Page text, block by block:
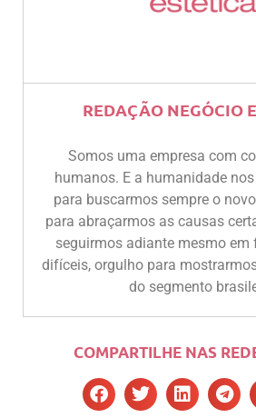
REDAÇÃO NEGÓCIO
Somos uma empresa com
humanos. E a humanidade
para buscarmos sempre o
para abraçarmos as causas
seguirmos adiante mesmo em
difíceis, orgulho para
do segmento
COMPARTILHE NAS